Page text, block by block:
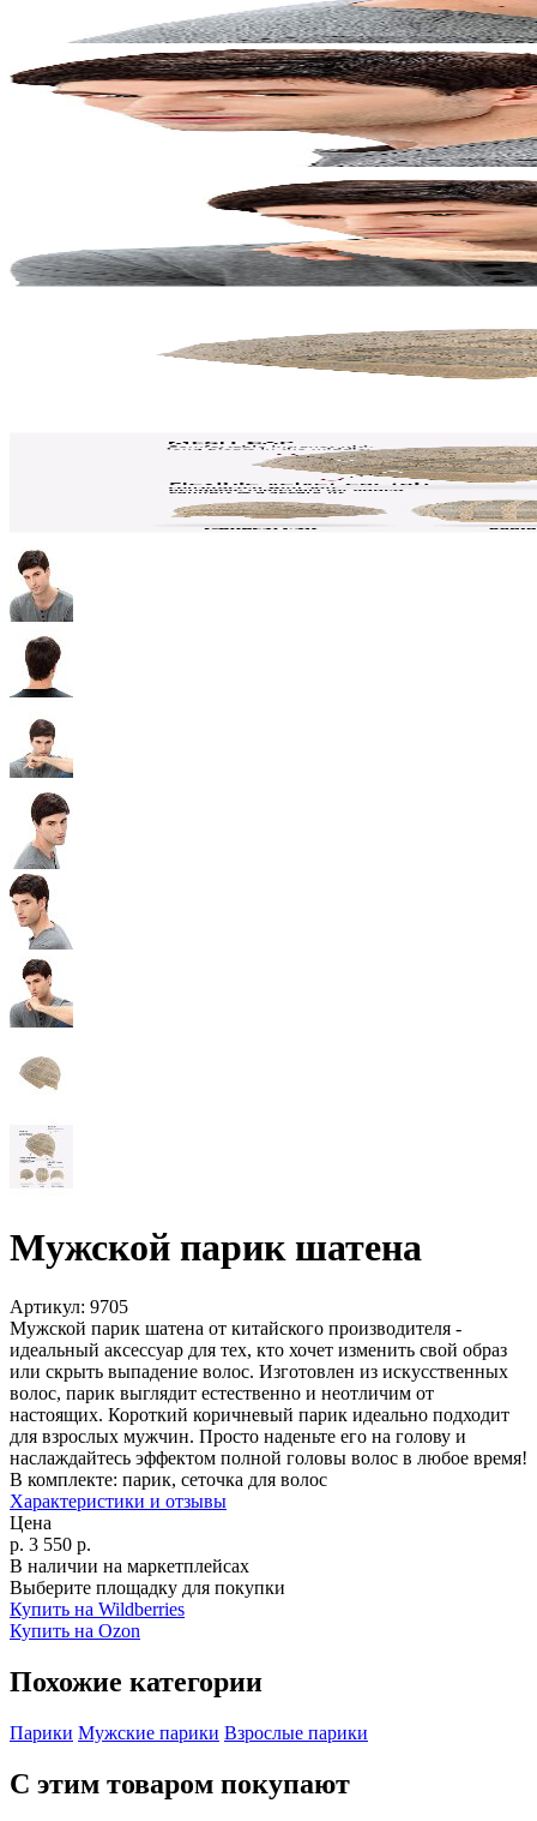
Мужской парик шатена
Артикул: 9705
Мужской парик шатена от китайского производителя -
идеальный аксессуар для тех, кто хочет изменить свой образ
или скрыть выпадение волос. Изготовлен из искусственных
волос, парик выглядит естественно и неотличим от
настоящих. Короткий коричневый парик идеально подходит
для взрослых мужчин. Просто наденьте его на голову и
наслаждайтесь эффектом полной головы волос в любое время!
В комплекте: парик, сеточка для волос
Характеристики и отзывы
Цена
р. 3 550 р.
В наличии на маркетплейсах
Выберите площадку для покупки
Купить на Wildberries
Купить на Ozon
Похожие категории
Парики Мужские парики Взрослые парики
С этим товаром покупают